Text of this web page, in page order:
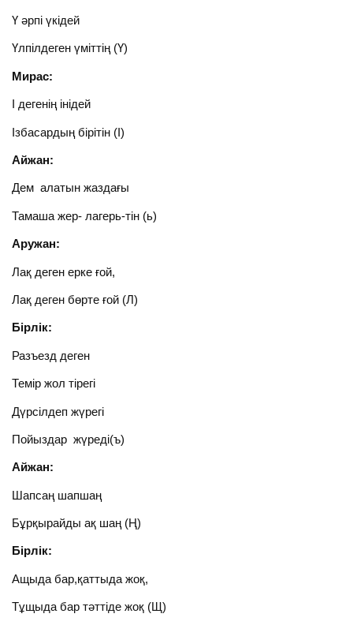
Ү әрпі үкідей
Үлпілдеген үміттің (Ү)
Мирас:
І дегенің інідей
Ізбасардың бірітін (І)
Айжан:
Дем алатын жаздағы
Тамаша жер- лагерь-тін (ь)
Аружан:
Лақ деген ерке ғой,
Лақ деген бөрте ғой (Л)
Бірлік:
Разъезд деген
Темір жол тірегі
Дүрсілдеп жүрегі
Пойыздар жүреді(ъ)
Айжан:
Шапсаң шапшаң
Бұрқырайды ақ шаң (Ң)
Бірлік:
Ащыда бар,қаттыда жоқ,
Тұщыда бар тәттіде жоқ (Щ)